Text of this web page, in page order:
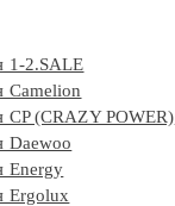
1-2.SALE
Camelion
CP (CRAZY POWER)
Daewoo
Energy
Ergolux